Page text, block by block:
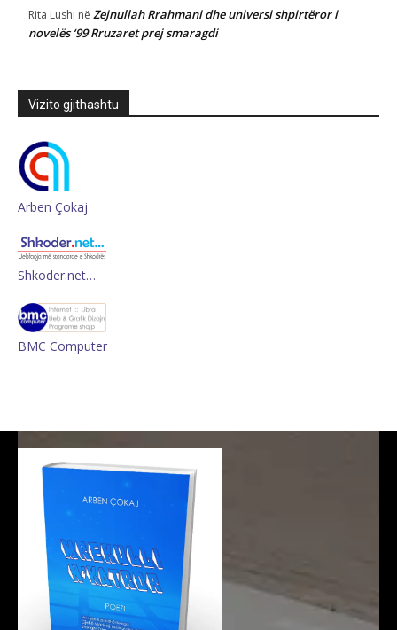
Rita Lushi në Zejnullah Rrahmani dhe universi shpirtëror i
novelës ‘99 Rruzaret prej smaragdi
Vizito gjithashtu
Arben Çokaj
Shkoder.net…
BMC Computer